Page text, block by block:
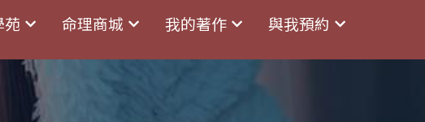
苑 命理商城 我的著作 與我預約
苑 命理商城 我的著作 與我預約